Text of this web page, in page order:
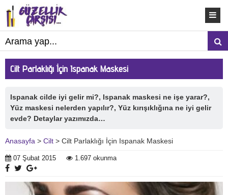
Cilt Parlaklığı İçin Ispanak Maskesi
Ispanak cilde iyi gelir mi?, Ispanak maskesi ne işe yarar?,
Yüz maskesi nelerden yapılır?, Yüz kırışıklığına ne iyi gelir
evde? Detaylar yazımızda…
Anasayfa > Cilt > Cilt Parlaklığı İçin Ispanak Maskesi
07 Şubat 2015 1.697 okunma